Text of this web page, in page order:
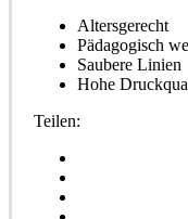
Altersgerecht
Pädagogisch
Saubere Linien
Hohe
Teilen: